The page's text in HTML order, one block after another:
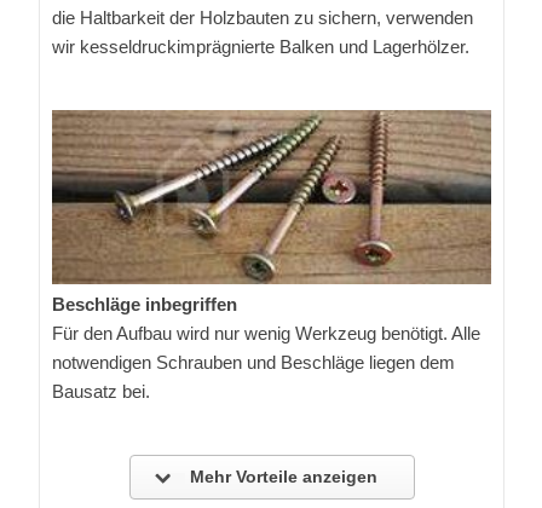
die Haltbarkeit der Holzbauten zu sichern, verwenden
wir kesseldruckimprägnierte Balken und Lagerhölzer.
Beschläge inbegriffen
Für den Aufbau wird nur wenig Werkzeug benötigt. Alle
notwendigen Schrauben und Beschläge liegen dem
Bausatz bei.
Mehr Vorteile anzeigen